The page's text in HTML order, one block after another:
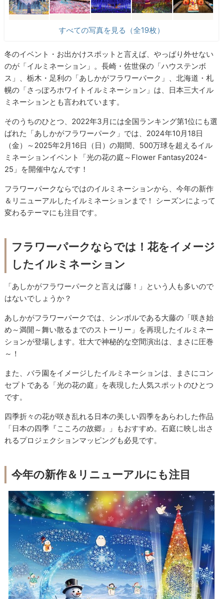
すべての写真を見る（全19枚）
冬のイベント・お出かけスポットと言えば、やっぱり外せない
のが「イルミネーション」。長崎・佐世保の「ハウステンボ
ス」、栃木・足利の「あしかがフラワーパーク」、北海道・札
幌の「さっぽろホワイトイルミネーション」は、日本三大イル
ミネーションとも言われています。
そのうちのひとつ、2022年3月には全国ランキング第1位にも選
ばれた「あしかがフラワーパーク」では、2024年10月18日
（金）～2025年2月16日（日）の期間、500万球を超えるイル
ミネーションイベント「光の花の庭～Flower Fantasy2024-
25」を開催中なんです！
フラワーパークならではのイルミネーションから、今年の新作
＆リニューアルしたイルミネーションまで！ シーズンによって
変わるテーマにも注目です。
フラワーパークならでは！花をイメージ
したイルミネーション
「あしかがフラワーパークと言えば藤！」という人も多いので
はないでしょうか？
あしかがフラワーパークでは、シンボルである大藤の「咲き始
め～満開～舞い散るまでのストーリー」を再現したイルミネー
ションが登場します。壮大で神秘的な空間演出は、まさに圧巻
～！
また、バラ園をイメージしたイルミネーションは、まさにコン
セプトである「光の花の庭」を表現した人気スポットのひとつ
です。
四季折々の花が咲き乱れる日本の美しい四季をあらわした作品
「日本の四季『こころの故郷』」もおすすめ。石庭に映し出さ
れるプロジェクションマッピングも必見です。
今年の新作＆リニューアルにも注目